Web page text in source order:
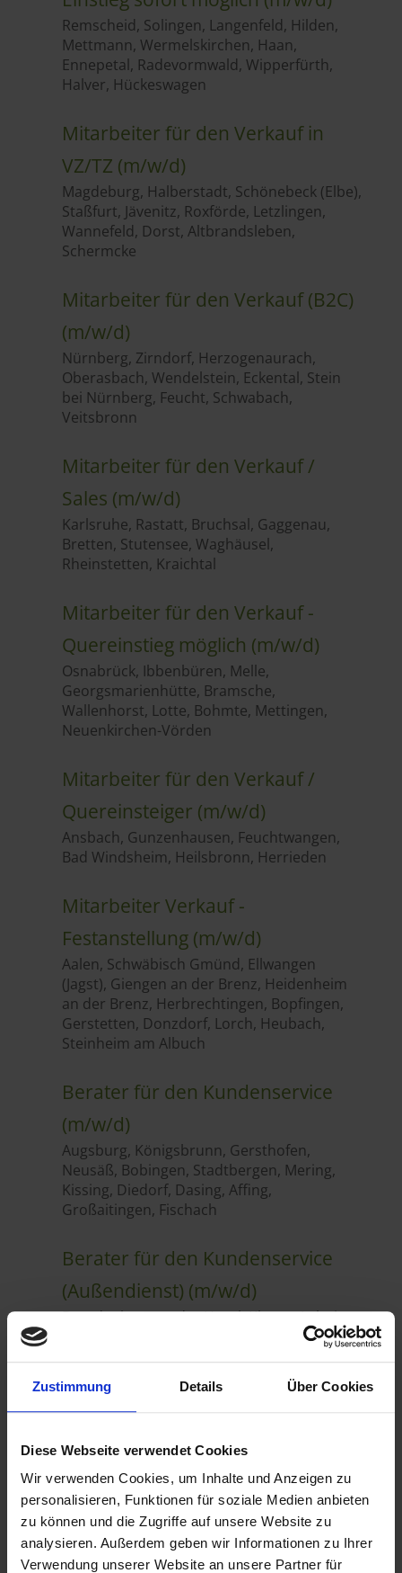
Zustimmung Details Über Cookies
Diese Webseite verwendet Cookies
Wir verwenden Cookies, um Inhalte und Anzeigen zu
personalisieren, Funktionen für soziale Medien anbieten
zu können und die Zugriffe auf unsere Website zu
analysieren. Außerdem geben wir Informationen zu Ihrer
Verwendung unserer Website an unsere Partner für